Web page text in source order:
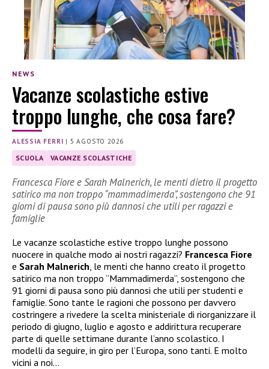
NEWS
Vacanze scolastiche estive
troppo lunghe, che cosa fare?
ALESSIA FERRI | 5 AGOSTO 2026
SCUOLA VACANZE SCOLASTICHE
Francesca Fiore e Sarah Malnerich, le menti dietro il progetto
satirico ma non troppo “mammadimerda”, sostengono che 91
giorni di pausa sono più dannosi che utili per ragazzi e
famiglie
Le vacanze scolastiche estive troppo lunghe possono
nuocere in qualche modo ai nostri ragazzi? Francesca Fiore
e Sarah Malnerich , le menti che hanno creato il progetto
satirico ma non troppo “Mammadimerda”, sostengono che
91 giorni di pausa sono più dannosi che utili per studenti e
famiglie. Sono tante le ragioni che possono per davvero
costringere a rivedere la scelta ministeriale di riorganizzare il
periodo di giugno, luglio e agosto e addirittura recuperare
parte di quelle settimane durante l’anno scolastico. I
modelli da seguire, in giro per l’Europa, sono tanti. E molto
vicini a noi…